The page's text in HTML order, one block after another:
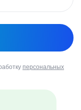
персональных